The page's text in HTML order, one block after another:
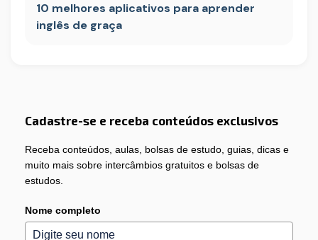
10 melhores aplicativos para aprender
inglês de graça
Cadastre-se e receba conteúdos exclusivos
Receba conteúdos, aulas, bolsas de estudo, guias, dicas e
muito mais sobre intercâmbios gratuitos e bolsas de
estudos.
Nome completo